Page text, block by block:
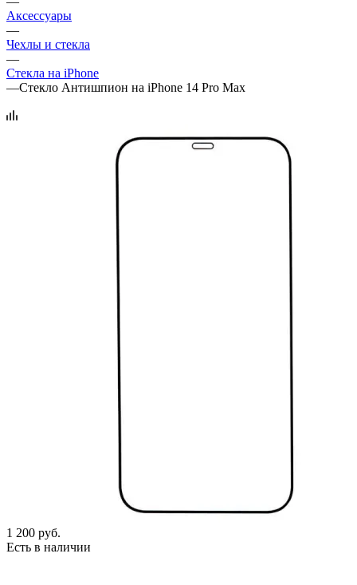
Аксессуары
—
Чехлы и стекла
—
Стекла на iPhone
—Стекло Антишпион на iPhone 14 Pro Max
1 200 руб.
Есть в наличии